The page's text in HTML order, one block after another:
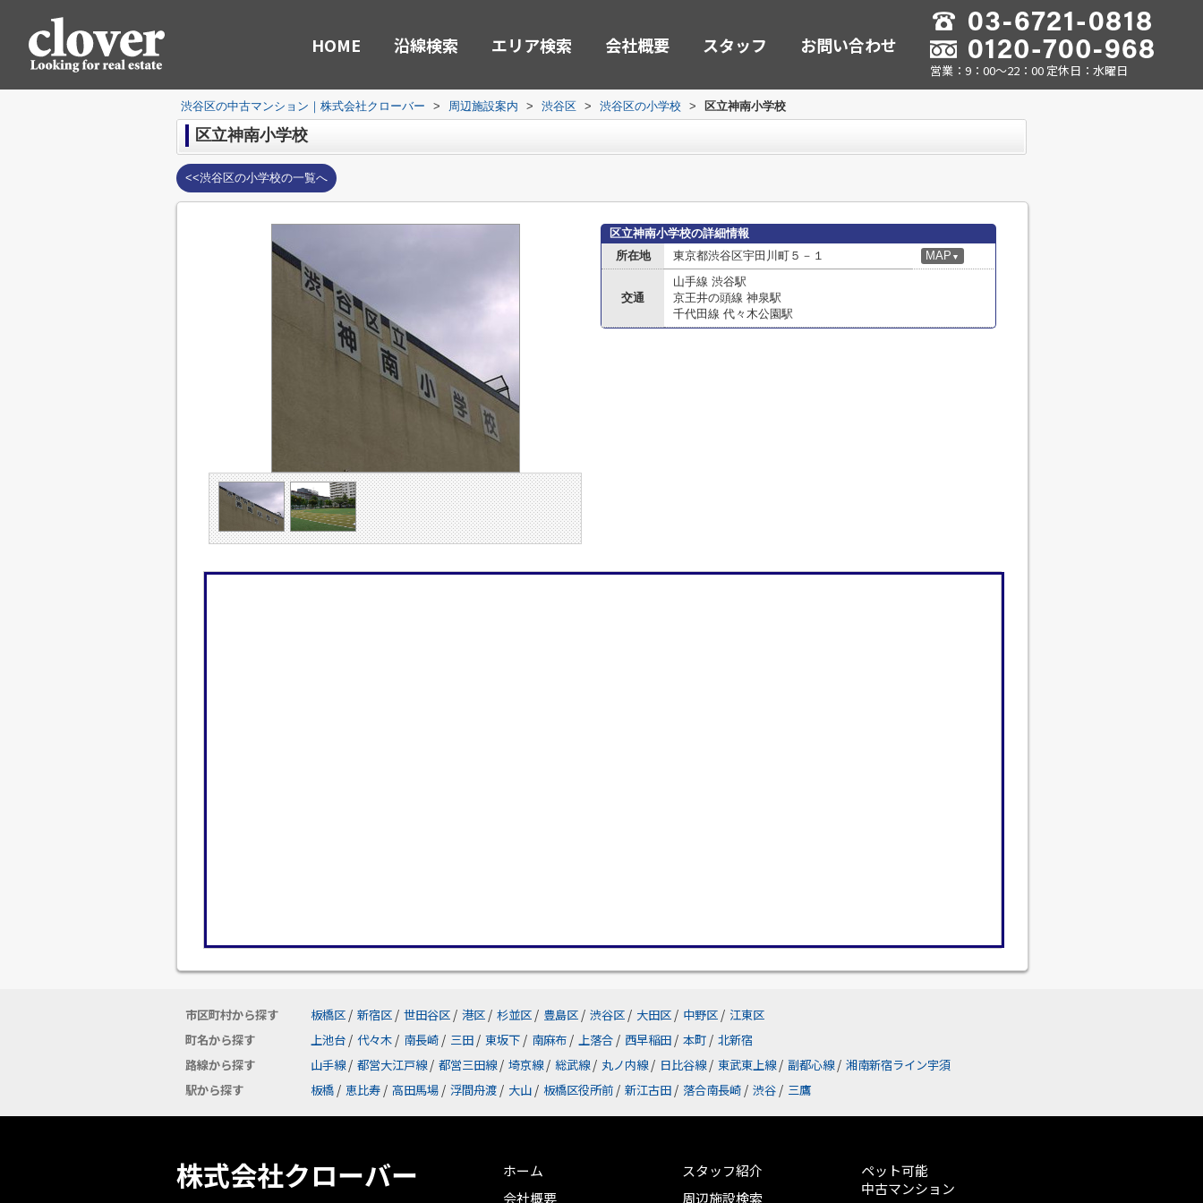
HOME 沿線検索 エリア検索 会社概要 スタッフ お問い合わせ
営業：9：00～22：00 定休日：水曜日
渋谷区の中古マンション｜株式会社クローバー > 周辺施設案内 > 渋谷区 > 渋谷区の小学校 > 区立神南小学校
区立神南小学校
<<渋谷区の小学校の一覧へ
区立神南小学校の詳細情報
所在地
東京都渋谷区宇田川町５－１ MAP ▼
交通
山手線 渋谷駅
京王井の頭線 神泉駅
千代田線 代々木公園駅
市区町村から探す 板橋区 / 新宿区 / 世田谷区 / 港区 / 杉並区 / 豊島区 / 渋谷区 / 大田区 / 中野区 / 江東区
町名から探す
上池台 / 代々木 / 南長崎 / 三田 / 東坂下 / 南麻布 / 上落合 / 西早稲田 / 本町 / 北新宿
路線から探す
山手線 / 都営大江戸線 / 都営三田線 / 埼京線 / 総武線 / 丸ノ内線 / 日比谷線 / 東武東上線 / 副都心線 / 湘南新宿ライン宇須
駅から探す
板橋 / 恵比寿 / 高田馬場 / 浮間舟渡 / 大山 / 板橋区役所前 / 新江古田 / 落合南長崎 / 渋谷 / 三鷹
株式会社クローバー
ホーム
会社概要
スタッフ紹介
周辺施設検索
ペット可能
中古マンション